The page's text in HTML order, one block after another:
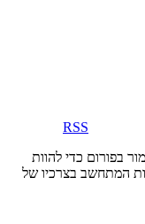
RSS
בפורום כדי להוות
המתחשב בצרכיו של